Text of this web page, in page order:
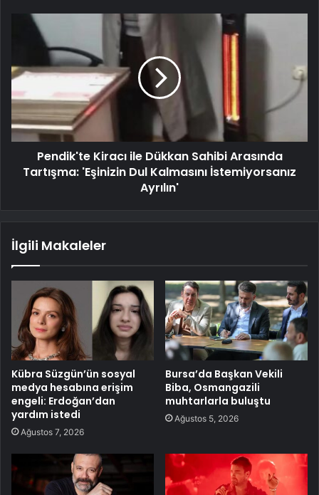
Pendik'te Kiracı ile Dükkan Sahibi Arasında
Tartışma: 'Eşinizin Dul Kalmasını İstemiyorsanız
Ayrılın'
İlgili Makaleler
Kübra Süzgün’ün sosyal
medya hesabına erişim
engeli: Erdoğan’dan
yardım istedi
Ağustos 7, 2026
Bursa’da Başkan Vekili
Biba, Osmangazili
muhtarlarla buluştu
Ağustos 5, 2026